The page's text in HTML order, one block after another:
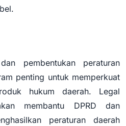
pembentukan peraturan
penting untuk memperkuat
hukum daerah. Legal
membantu DPRD dan
peraturan daerah